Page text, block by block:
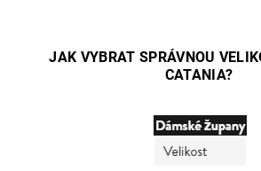
JAK VYBRAT SPRÁVNOU
CATANIA?